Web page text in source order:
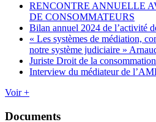
RENCONTRE ANNUELLE
DE CONSOMMATEURS
Bilan annuel 2024 de l’activité
« Les systèmes de médiation,
notre système judiciaire »
Juriste Droit de la
Interview du médiateur de
Voir +
Documents